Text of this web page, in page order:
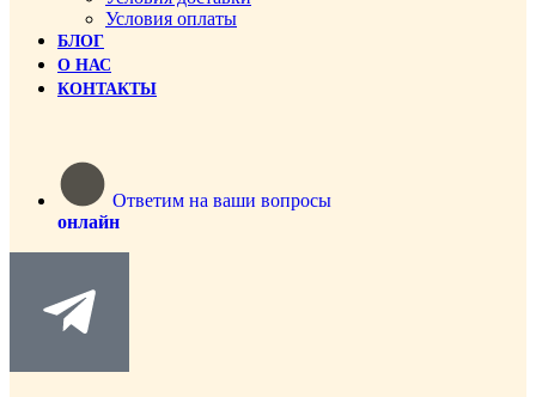
Условия оплаты
БЛОГ
О НАС
КОНТАКТЫ
Ответим на ваши вопросы
онлайн